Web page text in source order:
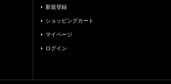
新規登録
ショッピングカート
マイページ
ログイン